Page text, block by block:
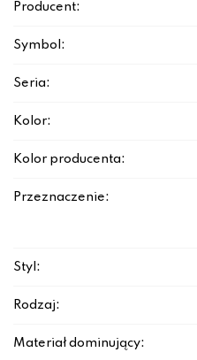
Producent:
Symbol:
Seria:
Kolor:
Kolor producenta:
Przeznaczenie:
Styl:
Rodzaj:
Materiał dominujący: